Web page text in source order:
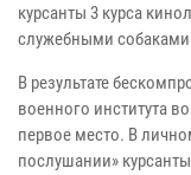
курсанты 3 курса
служебными
В результате
военного института
первое место. В
послушании»